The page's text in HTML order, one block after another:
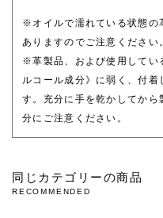
※オイルで濡れている状態の
ありますのでご注意ください
※革製品、および使用してい
ルコール成分》に弱く、付着
す。充分に手を乾かしてか
分にご注意ください。
同じカテゴリーの商品
RECOMMENDED